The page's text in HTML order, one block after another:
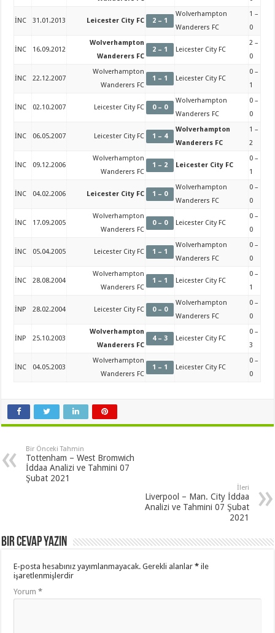
İNC 31.01.2013 Leicester City FC 2 – 1
Wolverhampton
Wanderers FC
1 –
0
İNC 16.09.2012
Wolverhampton
Wanderers FC
2 – 1 Leicester City FC
2 –
0
İNC 22.12.2007
Wolverhampton
Wanderers FC
1 – 1 Leicester City FC
0 –
1
İNC 02.10.2007 Leicester City FC 0 – 0
Wolverhampton
Wanderers FC
0 –
0
İNC 06.05.2007 Leicester City FC 1 – 4
Wolverhampton
Wanderers FC
1 –
2
İNC 09.12.2006
Wolverhampton
Wanderers FC
1 – 2 Leicester City FC
0 –
1
İNC 04.02.2006 Leicester City FC 1 – 0
Wolverhampton
Wanderers FC
0 –
0
İNC 17.09.2005
Wolverhampton
Wanderers FC
0 – 0 Leicester City FC
0 –
0
İNC 05.04.2005 Leicester City FC 1 – 1
Wolverhampton
Wanderers FC
0 –
0
İNC 28.08.2004
Wolverhampton
Wanderers FC
1 – 1 Leicester City FC
0 –
1
İNP 28.02.2004 Leicester City FC 0 – 0
Wolverhampton
Wanderers FC
0 –
0
İNP 25.10.2003
Wolverhampton
Wanderers FC
4 – 3 Leicester City FC
0 –
3
İNC 04.05.2003
Wolverhampton
Wanderers FC
1 – 1 Leicester City FC
0 –
0
Bir Önceki Tahmin
Tottenham – West Bromwich
İddaa Analizi ve Tahmini 07
Şubat 2021
İleri
Liverpool – Man. City İddaa
Analizi ve Tahmini 07 Şubat
2021
Bir cevap yazın
E-posta hesabınız yayımlanmayacak. Gerekli alanlar* ile
işaretlenmişlerdir
Yorum*